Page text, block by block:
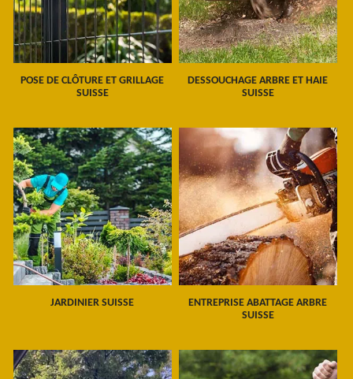
POSE DE CLÔTURE ET GRILLAGE
SUISSE
DESSOUCHAGE ARBRE ET HAIE
SUISSE
JARDINIER SUISSE
ENTREPRISE ABATTAGE ARBRE
SUISSE